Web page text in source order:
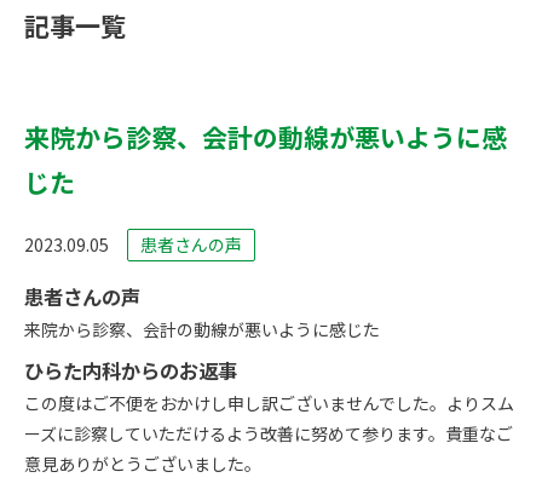
記事一覧
来院から診察、会計の動線が悪いように感
じた
2023.09.05 患者さんの声
患者さんの声
来院から診察、会計の動線が悪いように感じた
ひらた内科からのお返事
この度はご不便をおかけし申し訳ございませんでした。よりスム
ーズに診察していただけるよう改善に努めて参ります。貴重なご
意見ありがとうございました。